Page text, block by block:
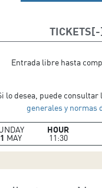
TICKETS
Entrada libre hasta
lo desea, puede consultar
generales y normas
MAY
HOUR
11:30